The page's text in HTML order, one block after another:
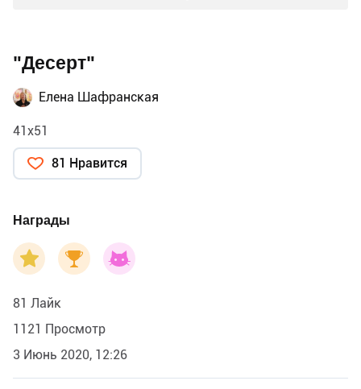
"Десерт"
Елена Шафранская
41х51
81 Нравится
Награды
81 Лайк
1121 Просмотр
3 Июнь 2020, 12:26